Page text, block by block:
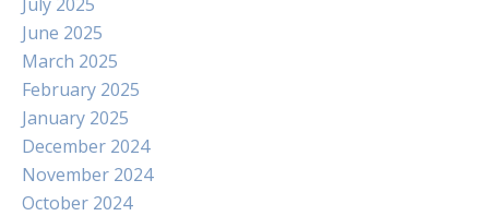
June 2025
March 2025
February 2025
January 2025
December 2024
November 2024
October 2024